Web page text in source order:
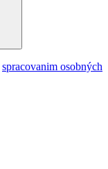
spracovanim osobných